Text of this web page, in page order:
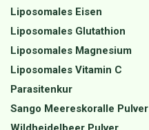
Liposomales Eisen
Liposomales Glutathion
Liposomales Magnesium
Liposomales Vitamin C
Parasitenkur
Sango Meereskoralle Pulver